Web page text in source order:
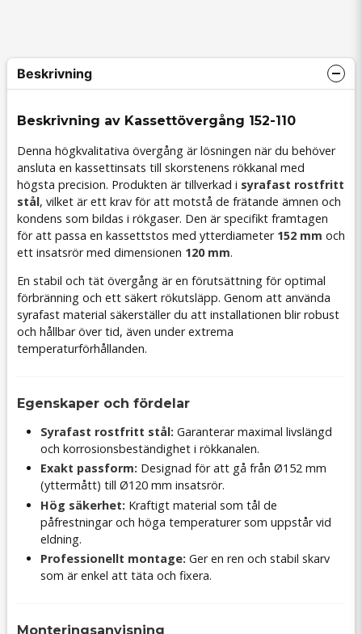
Beskrivning
Beskrivning av Kassettövergång 152-110
Denna högkvalitativa övergång är lösningen när du behöver
ansluta en kassettinsats till skorstenens rökkanal med
högsta precision. Produkten är tillverkad i syrafast rostfritt
stål, vilket är ett krav för att motstå de frätande ämnen och
kondens som bildas i rökgaser. Den är specifikt framtagen
för att passa en kassettstos med ytterdiameter 152 mm och
ett insatsrör med dimensionen 120 mm.
En stabil och tät övergång är en förutsättning för optimal
förbränning och ett säkert rökutsläpp. Genom att använda
syrafast material säkerställer du att installationen blir robust
och hållbar över tid, även under extrema
temperaturförhållanden.
Egenskaper och fördelar
Syrafast rostfritt stål: Garanterar maximal livslängd
och korrosionsbeständighet i rökkanalen.
Exakt passform: Designad för att gå från Ø152 mm
(yttermått) till Ø120 mm insatsrör.
Hög säkerhet: Kraftigt material som tål de
påfrestningar och höga temperaturer som uppstår vid
eldning.
Professionellt montage: Ger en ren och stabil skarv
som är enkel att täta och fixera.
Monteringsanvisning